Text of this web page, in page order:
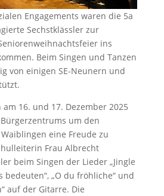
Engagements waren die 5a
Sechstklässler zur
ins
Beim Singen und Tanzen
von einigen SE-Neunern und
16. und 17. Dezember 2025
um den
eine Freude zu
Frau Albrecht
beim Singen der Lieder „Jingle
bedeuten“, „O du fröhliche“ und
auf der Gitarre. Die